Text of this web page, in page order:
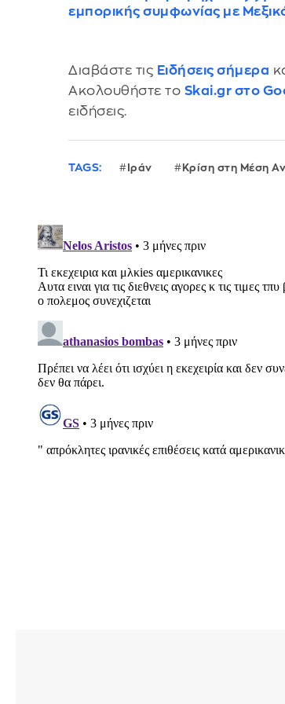
εμπορικής συμφωνίας με
Διαβάστε τις Ειδήσεις σήμερα
Ακολουθήστε το Skai.gr στο
ειδήσεις.
TAGS: Ιράν Κρίση στη Μέση